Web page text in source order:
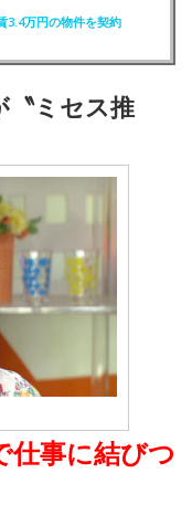
3.4万円の物件を契約
〝ミセス推
仕事に結びつ